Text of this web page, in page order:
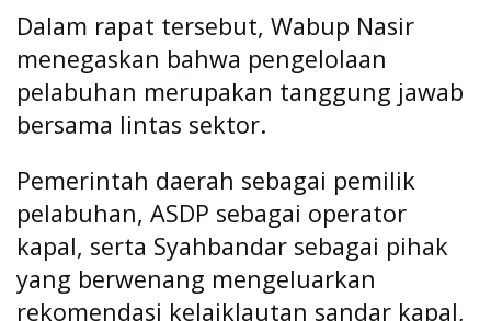
Dalam rapat tersebut, Wabup Nasir
menegaskan bahwa pengelolaan
pelabuhan merupakan tanggung jawab
bersama lintas sektor.
Pemerintah daerah sebagai pemilik
pelabuhan, ASDP sebagai operator
kapal, serta Syahbandar sebagai pihak
yang berwenang mengeluarkan
rekomendasi kelaiklautan sandar kapal,